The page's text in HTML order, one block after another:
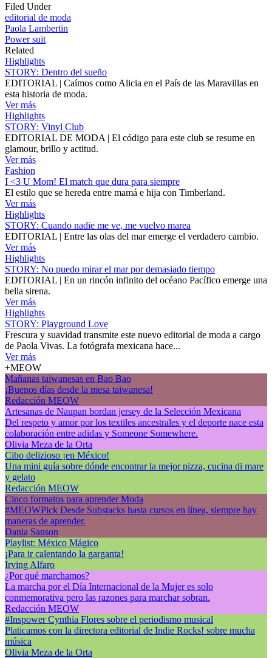
Filed Under
editorial de moda
Paola Lambertin
Power suit
Related
Highlights
STORY: Dentro del sueño
EDITORIAL | Caímos como Alicia en el País de las Maravillas en
esta historia de moda.
Ver más
Highlights
STORY: Vinyl Club
EDITORIAL DE MODA | El código para este club se resume en
glamour, brillo y actitud.
Ver más
Fashion
I <3 U Mom! El match que dura para siempre
El estilo que se hereda entre mamá e hija con Timberland.
Ver más
Highlights
STORY: Cuando nadie me ve, me vuelvo marea
EDITORIAL | Entre las olas del mar emerge el verdadero cambio.
Ver más
Highlights
STORY: No puedo mirar el mar por demasiado tiempo
EDITORIAL | En un rincón infinito del océano Pacífico emerge una
bella sirena.
Ver más
Highlights
STORY: Playground Love
Frescura y suavidad transmite este nuevo editorial de moda a cargo
de Paola Vivas. La fotógrafa mexicana hace...
Ver más
+MEOW
Mañanas taiwanesas en Bao Bao
¡Buenos días desde la mesa taiwanesa!
Redacción MEOW
Artesanas de Naupan bordan jersey de la Selección Mexicana
Del respeto y amor por los textiles ancestrales y el deporte nace esta
colaboración entre adidas y Someone Somewhere.
Olivia Meza de la Orta
Cibo delizioso ¡en México!
Una mini guía sobre dónde encontrar la mejor pizza, cucina di mare
y gelato
Redacción MEOW
Cinco formatos para aprender Moda
#MEOWPick Desde Substacks hasta cursos en línea, siempre hay
maneras de aprender.
Dania Sanson
Playlist: México Mágico
¡Para ir calentando la garganta!
Irving Alfaro
¿Por qué marchamos?
La marcha por el Día Internacional de la Mujer es solo
conmemorativa pero las razones para marchar sobran.
Redacción MEOW
#Inspower Cynthia Flores sobre el periodismo musical
Platicamos con la directora editorial de Indie Rocks! sobre mucha
música
Olivia Meza de la Orta